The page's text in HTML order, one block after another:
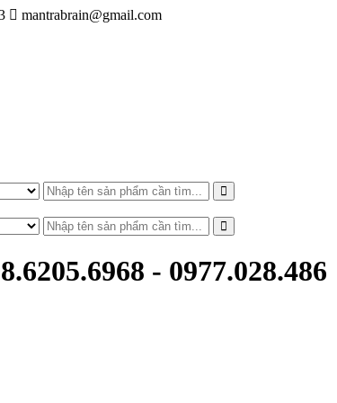
mantrabrain@gmail.com
Search
Search
- 0977.028.486